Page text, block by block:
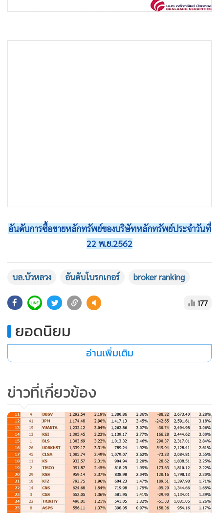
• อาชญากรรม
• เกม
อันดับการซื้อขายหลักทรัพย์ของบริษัทหลักทรัพย์ประจำวันที่
22 พ.ย.2562
บล.บัวหลวง อันดับโบรกเกอร์ broker ranking
177
ยอดนิยม
อ่านเพิ่มเติม
ข่าวที่เกี่ยวข้อง